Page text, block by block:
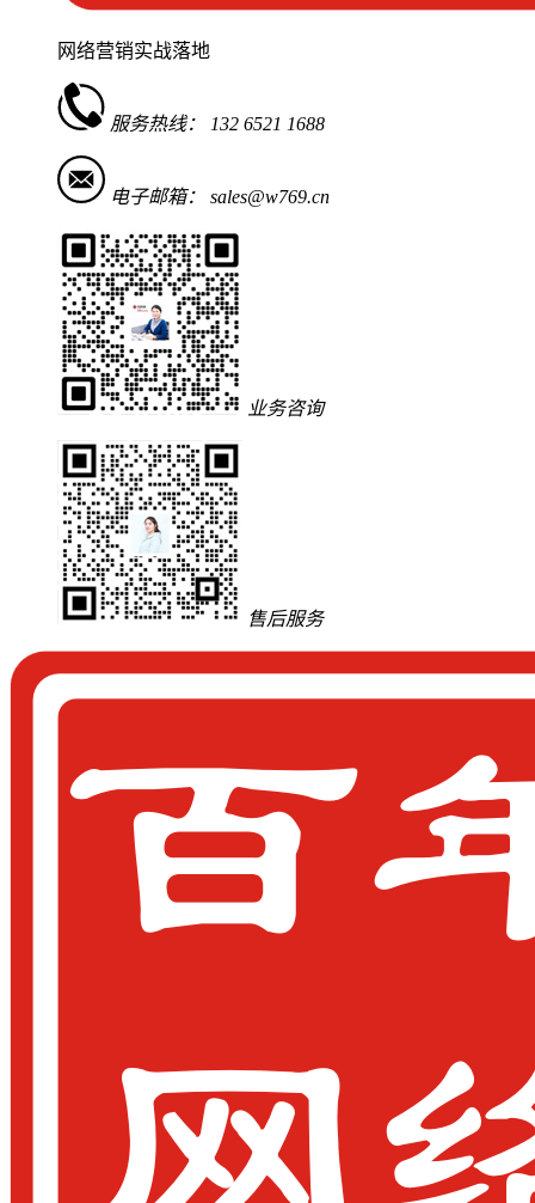
网络营销实战落地
服务热线： 132 6521 1688
电子邮箱： sales@w769.cn
业务咨询
售后服务